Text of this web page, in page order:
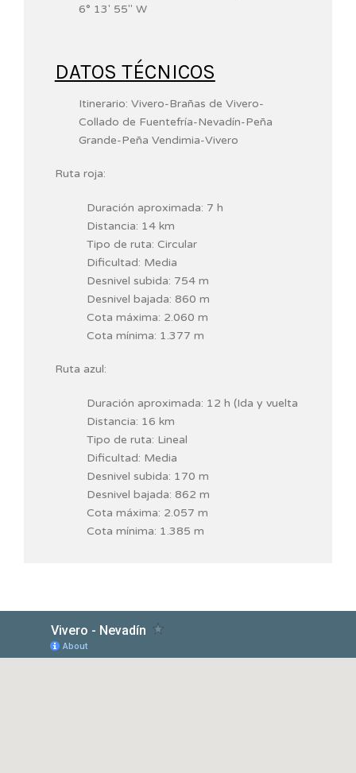
6° 13′ 55″ W
DATOS TÉCNICOS
Itinerario: Vivero-Brañas de Vivero-
Collado de Fuentefría-Nevadín-Peña
Grande-Peña Vendimia-Vivero
Ruta roja:
Duración aproximada: 7 h
Distancia: 14 km
Tipo de ruta: Circular
Dificultad: Media
Desnivel subida: 754 m
Desnivel bajada: 860 m
Cota máxima: 2.060 m
Cota mínima: 1.377 m
Ruta azul:
Duración aproximada: 12 h (Ida y vuelta
Distancia: 16 km
Tipo de ruta: Lineal
Dificultad: Media
Desnivel subida: 170 m
Desnivel bajada: 862 m
Cota máxima: 2.057 m
Cota mínima: 1.385 m